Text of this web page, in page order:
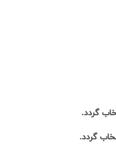
گردد.
گردد.